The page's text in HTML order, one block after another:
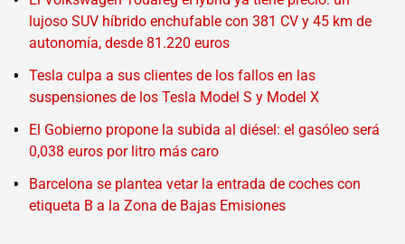
lujoso SUV híbrido enchufable con 381 CV y 45 km de
autonomía, desde 81.220 euros
Tesla culpa a sus clientes de los fallos en las
suspensiones de los Tesla Model S y Model X
El Gobierno propone la subida al diésel: el gasóleo será
0,038 euros por litro más caro
Barcelona se plantea vetar la entrada de coches con
etiqueta B a la Zona de Bajas Emisiones